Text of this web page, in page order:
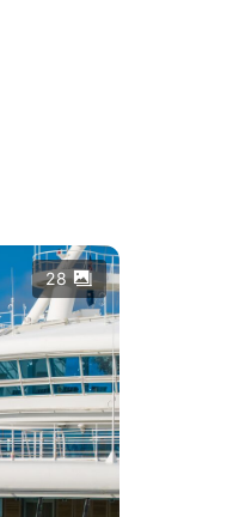
28